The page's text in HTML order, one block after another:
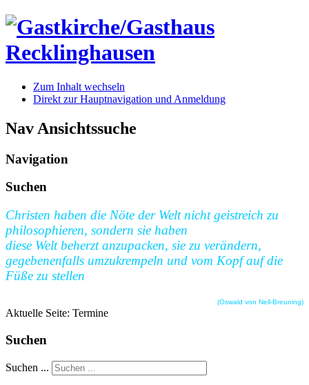
Zum Inhalt wechseln
Direkt zur Hauptnavigation und Anmeldung
Nav Ansichtssuche
Navigation
Suchen
Christen haben die Nöte der Welt nicht geistreich zu
philosophieren, sondern sie haben
diese Welt beherzt anzupacken, sie zu verändern,
gegebenenfalls umzukrempeln und vom Kopf auf die
Füße zu stellen
(Oswald von Nell-Breuning)
Aktuelle Seite: Termine
Suchen
Suchen ...